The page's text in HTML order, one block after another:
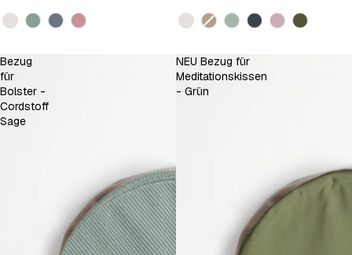
Kleur
Kleur
Bezug
für
Bolster -
Cordstoff
Sage
NEU Bezug für
Meditationskissen
- Grün